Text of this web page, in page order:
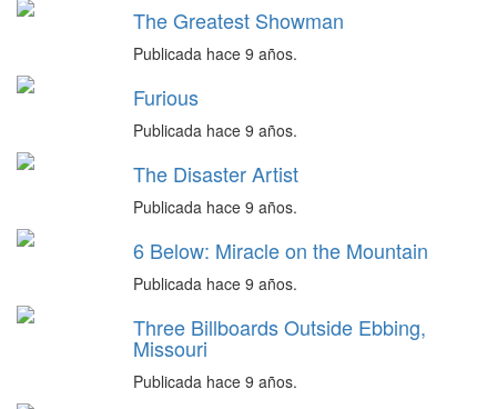
The Greatest Showman
Publicada hace 9 años.
Furious
Publicada hace 9 años.
The Disaster Artist
Publicada hace 9 años.
6 Below: Miracle on the Mountain
Publicada hace 9 años.
Three Billboards Outside Ebbing,
Missouri
Publicada hace 9 años.